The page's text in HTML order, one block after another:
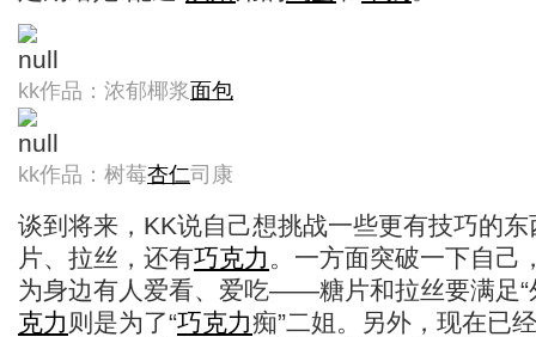
kk作品：浓郁椰浆面包
kk作品：树莓杏仁司康
谈到将来，KK说自己想挑战一些更有技巧的
片、拉丝，还有巧克力 。一方面突破一下自己
为身边有人爱看、爱吃——糖片和拉丝要满足“
克力 则是为了“巧克力痴”二姐。另外，现在已